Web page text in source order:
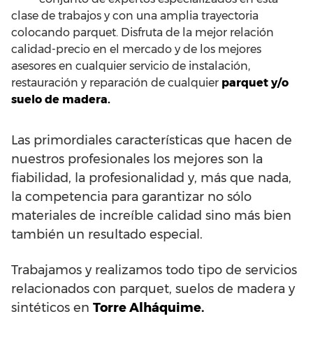
clase de trabajos y con una amplia trayectoria
colocando parquet. Disfruta de la mejor relación
calidad-precio en el mercado y de los mejores
asesores en cualquier servicio de instalación,
restauración y reparación de cualquier parquet y/o
suelo de madera.
Las primordiales características que hacen de
nuestros profesionales los mejores son la
fiabilidad, la profesionalidad y, más que nada,
la competencia para garantizar no sólo
materiales de increíble calidad sino más bien
también un resultado especial.
Trabajamos y realizamos todo tipo de servicios
relacionados con parquet, suelos de madera y
sintéticos en Torre Alháquime.